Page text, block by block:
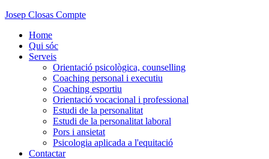
Josep Closas Compte
Home
Qui sóc
Serveis
Orientació psicològica, counselling
Coaching personal i executiu
Coaching esportiu
Orientació vocacional i professional
Estudi de la personalitat
Estudi de la personalitat laboral
Pors i ansietat
Psicologia aplicada a l'equitació
Contactar